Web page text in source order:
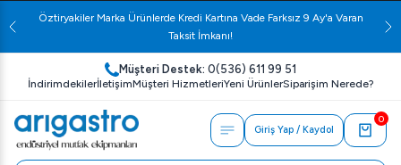
Öztiryakiler Marka Ürünlerde Kredi Kartına Vade Farksız 9 Ay'a Varan
Taksit İmkanı!
Müşteri Destek: 0(536) 611 99 51
İndirimdekilerİletişimMüşteri HizmetleriYeni ÜrünlerSiparişim Nerede?
Giriş Yap / Kaydol
0